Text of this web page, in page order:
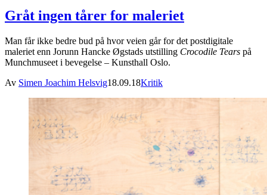
Gråt ingen tårer for maleriet
Man får ikke bedre bud på hvor veien går for det postdigitale
maleriet enn Jorunn Hancke Øgstads utstilling Crocodile Tears på
Munchmuseet i bevegelse – Kunsthall Oslo.
Av Simen Joachim Helsvig18.09.18Kritik